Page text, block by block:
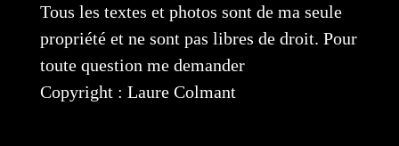
Tous les textes et photos sont de ma seule
propriété et ne sont pas libres de droit. Pour
toute question me demander
Copyright : Laure Colmant